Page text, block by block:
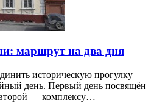
маршрут на два дня
историческую прогулку
день. Первый день посвящён
— комплексу…